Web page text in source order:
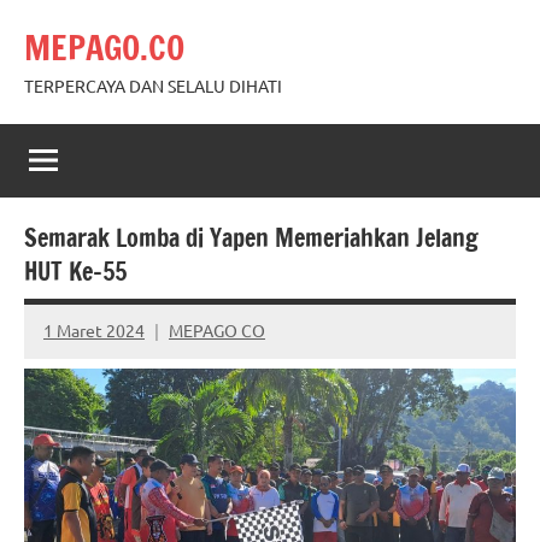
content
MEPAGO.CO
TERPERCAYA DAN SELALU DIHATI
Semarak Lomba di Yapen Memeriahkan Jelang
HUT Ke-55
1 Maret 2024 MEPAGO CO
No
comments